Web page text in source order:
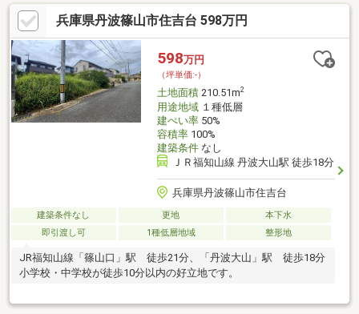
兵庫県丹波篠山市住吉台 598万円
598万円
（坪単価:-）
土地面積210.51m2
用途地域１種低層
建ぺい率50%
容積率100%
建築条件なし
ＪＲ福知山線 丹波大山駅 徒歩18分
兵庫県丹波篠山市住吉台
建築条件なし 更地
本下水
即引渡し可
1種低層地域 整形地
JR福知山線「篠山口」駅 徒歩21分、「丹波大山」駅 徒歩18分
小学校・中学校が徒歩10分以内の好立地です。